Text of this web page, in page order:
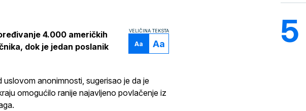
VELIČINA TEKSTA
Aa Aa
4.000 američkih
dok je jedan poslanik
anonimnosti, sugerisao je da je
omogućilo ranije najavljeno povlačenje iz